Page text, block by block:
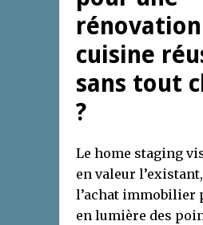
rénovation
cuisine
sans tout
?
Le home staging
en valeur
l’achat immobilier
en lumière des